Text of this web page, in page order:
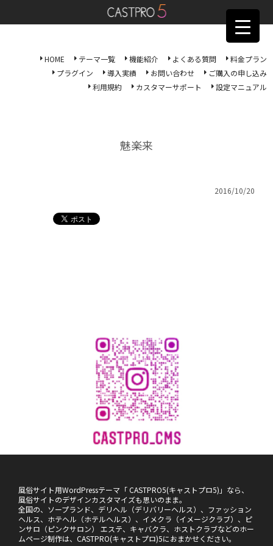
HOME テーマ一覧 機能紹介 よくある質問
料金プラン
プラグイン
導入実績 お問い合わせ
ご購入の申し込み
利用規約
カスタマーサポート 設定マニュアル
魅楽来
2016/10/20
風俗サイト用WordPressテーマ「 CASTPRO5(キャストプロ5)」なら、
風俗サイトのデザインカスタマイズも思いのまま。
全国の、ソープランド、デリヘル（デリバリーヘルス）、ファッション
ヘルス、ホテヘル（ホテルヘルス）、イメクラ（イメージクラブ）、ピ
ンサロ（ピンクサロン） エステ、キャバクラ、ホストクラブなどのホー
ムページ制作は、CASTPRO(キャストプロ)5におまかせください。